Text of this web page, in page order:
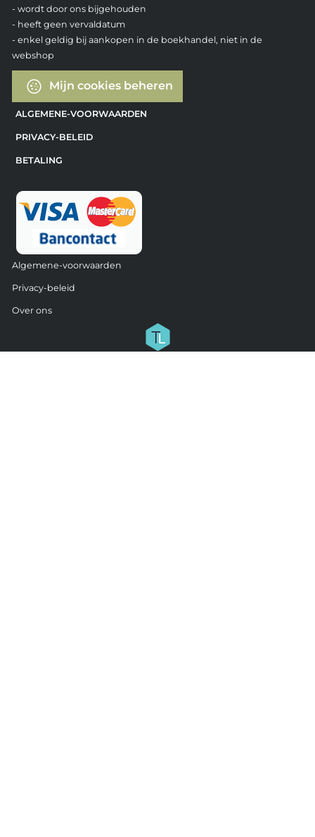
- wordt door ons bijgehouden
- heeft geen vervaldatum
- enkel geldig bij aankopen in de boekhandel, niet in de
webshop
Mijn cookies beheren
ALGEMENE-VOORWAARDEN
PRIVACY-BELEID
BETALING
Algemene-voorwaarden
Privacy-beleid
Over ons